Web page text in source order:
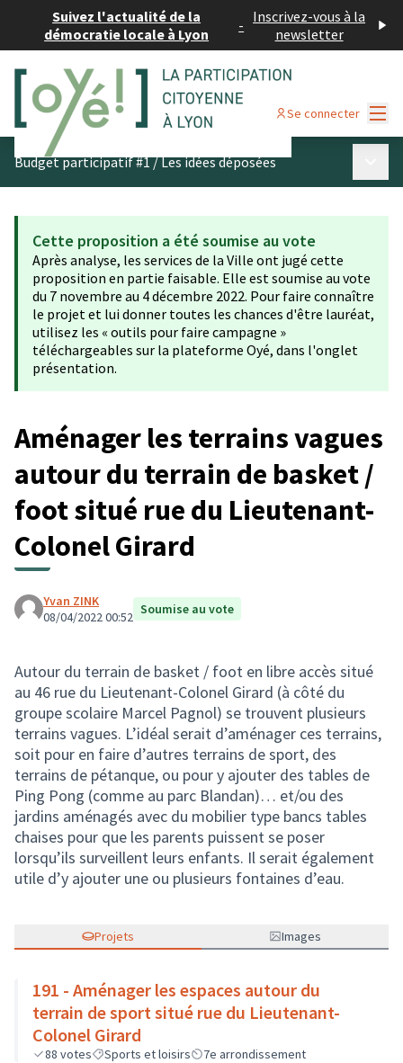
Suivez l'actualité de la
démocratie locale à Lyon
- Inscrivez-vous à la
newsletter
Se connecter
Budget participatif #1/Les idées déposées
Cette proposition a été soumise au vote
Après analyse, les services de la Ville ont jugé cette
proposition en partie faisable. Elle est soumise au vote
du 7 novembre au 4 décembre 2022. Pour faire connaître
le projet et lui donner toutes les chances d'être lauréat,
utilisez les « outils pour faire campagne »
téléchargeables sur la plateforme Oyé, dans l'onglet
présentation.
Aménager les terrains vagues
autour du terrain de basket /
foot situé rue du Lieutenant-
Colonel Girard
Yvan ZINK
08/04/2022 00:52 Soumise au vote
Autour du terrain de basket / foot en libre accès situé
au 46 rue du Lieutenant-Colonel Girard (à côté du
groupe scolaire Marcel Pagnol) se trouvent plusieurs
terrains vagues. L’idéal serait d’aménager ces terrains,
soit pour en faire d’autres terrains de sport, des
terrains de pétanque, ou pour y ajouter des tables de
Ping Pong (comme au parc Blandan)… et/ou des
jardins aménagés avec du mobilier type bancs tables
chaises pour que les parents puissent se poser
lorsqu’ils surveillent leurs enfants. Il serait également
utile d’y ajouter une ou plusieurs fontaines d’eau.
Projets Images
191 - Aménager les espaces autour du
terrain de sport situé rue du Lieutenant-
Colonel Girard
88 votes Sports et loisirs 7e arrondissement